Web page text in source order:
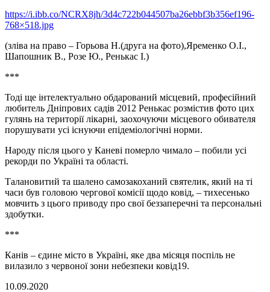
https://i.ibb.co/NCRX8jh/3d4c722b044507ba26ebbf3b356ef196-
768×518.jpg
(зліва на право – Горьова Н.(друга на фото),Яременко О.І.,
Шапошник В., Розе Ю., Ренькас І.)
***
Тоді ще інтелектуально обдарований місцевий, професійний
любитель Дніпрових садів 2012 Ренькас розмістив фото цих
гулянь на території лікарні, заохочуючи місцевого обивателя
порушувати усі існуючи епідеміологічні норми.
Народу після цього у Каневі померло чимало – побили усі
рекорди по Україні та області.
Талановитий та шалено самозакоханий святелик, який на ті
часи був головою чергової комісії щодо ковід, – тихесенько
мовчить з цього приводу про свої беззаперечні та персональні
здобутки.
***
Канів – єдине місто в Україні, яке два місяця поспіль не
вилазило з червоної зони небезпеки ковід19.
10.09.2020